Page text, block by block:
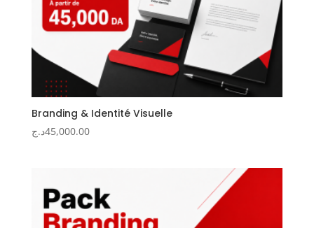
Branding & Identité Visuelle
45,000.00د.ج